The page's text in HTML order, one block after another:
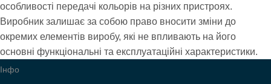
особливості передачі кольорів на різних пристроях.
Виробник залишає за собою право вносити зміни до
окремих елементів виробу, які не впливають на його
основні функціональні та експлуатаційні характеристики.
Інфо